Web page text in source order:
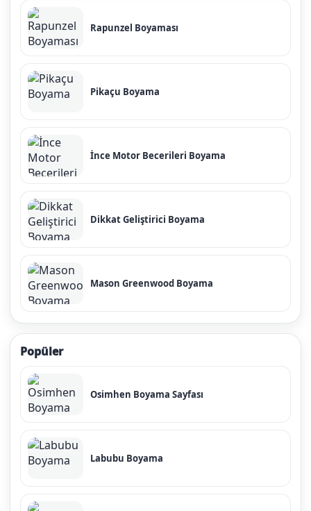
Rapunzel Boyaması
Pikaçu Boyama
İnce Motor Becerileri Boyama
Dikkat Geliştirici Boyama
Mason Greenwood Boyama
Popüler
Osimhen Boyama Sayfası
Labubu Boyama